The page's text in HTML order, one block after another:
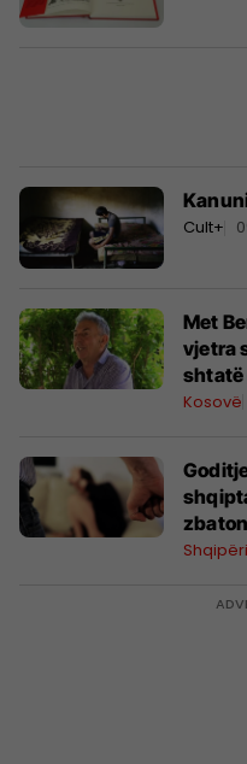
Cult+
Met
vjetra
shtatë
Kosovë
Shqipëri